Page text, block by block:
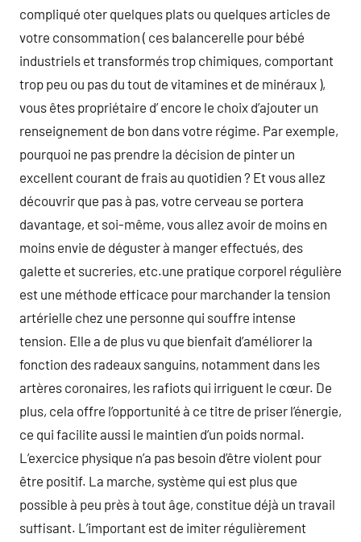
compliqué oter quelques plats ou quelques articles de
votre consommation ( ces balancerelle pour bébé
industriels et transformés trop chimiques, comportant
trop peu ou pas du tout de vitamines et de minéraux ),
vous êtes propriétaire d’ encore le choix d’ajouter un
renseignement de bon dans votre régime. Par exemple,
pourquoi ne pas prendre la décision de pinter un
excellent courant de frais au quotidien ? Et vous allez
découvrir que pas à pas, votre cerveau se portera
davantage, et soi-même, vous allez avoir de moins en
moins envie de déguster à manger effectués, des
galette et sucreries, etc.une pratique corporel régulière
est une méthode efficace pour marchander la tension
artérielle chez une personne qui souffre intense
tension. Elle a de plus vu que bienfait d’améliorer la
fonction des radeaux sanguins, notamment dans les
artères coronaires, les rafiots qui irriguent le cœur. De
plus, cela offre l’opportunité à ce titre de priser l’énergie,
ce qui facilite aussi le maintien d’un poids normal.
L’exercice physique n’a pas besoin d’être violent pour
être positif. La marche, système qui est plus que
possible à peu près à tout âge, constitue déjà un travail
suffisant. L’important est de imiter régulièrement